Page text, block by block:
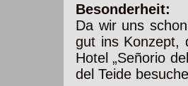
Besonderheit:
Da wir uns
gut ins Konzept,
Hotel „Señorio
del Teide